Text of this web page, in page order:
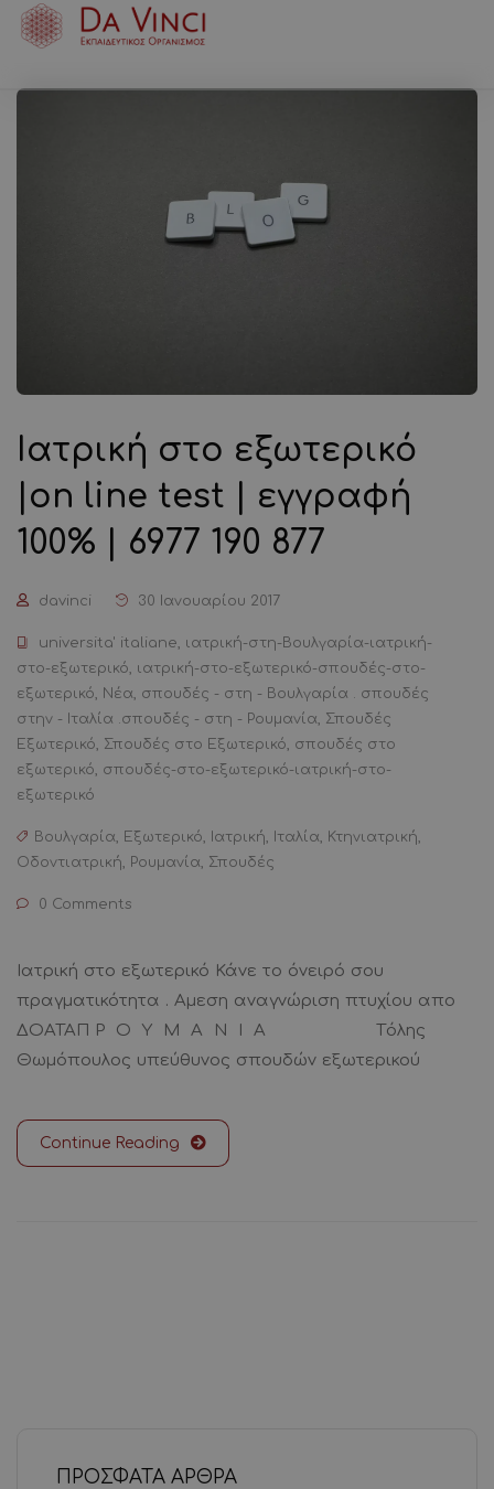
Ιατρική στο εξωτερικό
|on line test | εγγραφή
100% | 6977 190 877
davinci 30 Ιανουαρίου 2017
universita' italiane, ιατρική-στη-Βουλγαρία-ιατρική-
στο-εξωτερικό, ιατρική-στο-εξωτερικό-σπουδές-στο-
εξωτερικό, Νέα, σπουδές - στη - Βουλγαρία . σπουδές
στην - Ιταλία .σπουδές - στη - Ρουμανία, Σπουδές
Εξωτερικό, Σπουδές στο Εξωτερικό, σπουδές στο
εξωτερικό, σπουδές-στο-εξωτερικό-ιατρική-στο-
εξωτερικό
Βουλγαρία, Εξωτερικό, Ιατρική, Ιταλία, Κτηνιατρική,
Οδοντιατρική, Ρουμανία, Σπουδές
0 Comments
Ιατρική στο εξωτερικό Κάνε το όνειρό σου
πραγματικότητα . Αμεση αναγνώριση πτυχίου απο
ΔΟΑΤΑΠ Ρ Ο Υ Μ Α Ν Ι Α Tόλης
Θωμόπουλος υπεύθυνος σπουδών εξωτερικού
Continue Reading
ΠΡΌΣΦΑΤΑ ΆΡΘΡΑ